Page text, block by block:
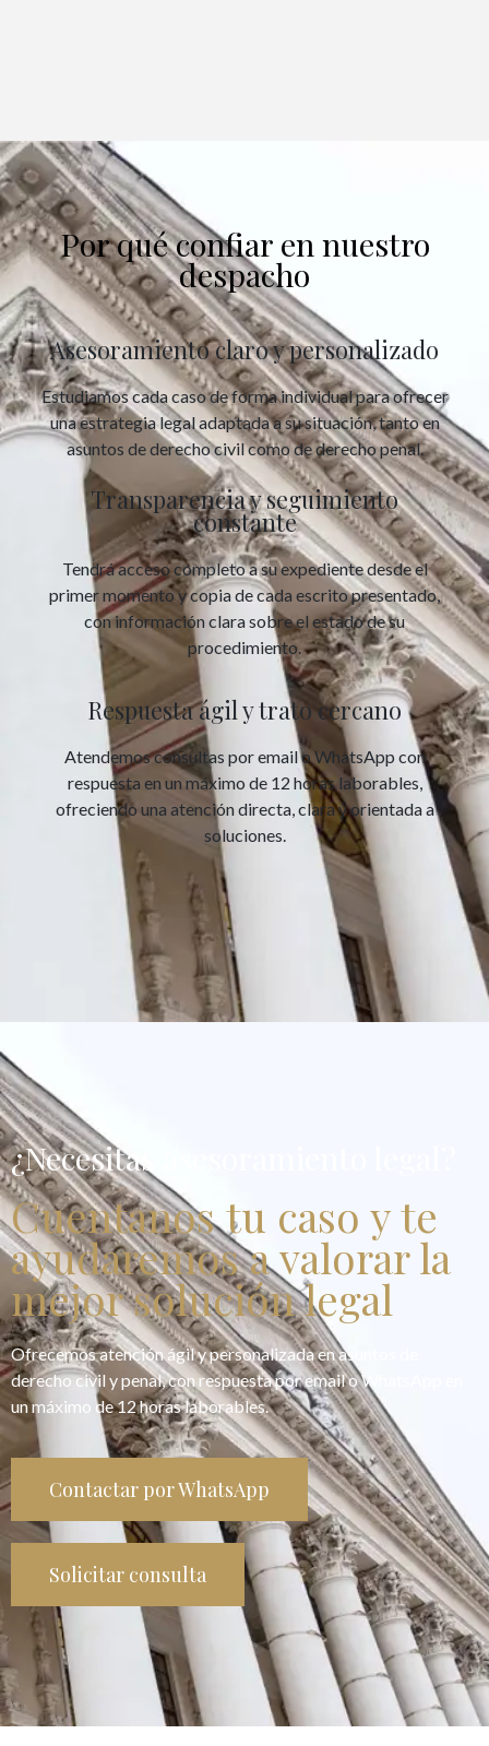
Por qué confiar en nuestro
despacho
Asesoramiento claro y personalizado
Estudiamos cada caso de forma individual para ofrecer
una estrategia legal adaptada a su situación, tanto en
asuntos de derecho civil como de derecho penal.
Transparencia y seguimiento
constante
Tendrá acceso completo a su expediente desde el
primer momento y copia de cada escrito presentado,
con información clara sobre el estado de su
procedimiento.
Respuesta ágil y trato cercano
Atendemos consultas por email o WhatsApp con
respuesta en un máximo de 12 horas laborables,
ofreciendo una atención directa, clara y orientada a
soluciones.
¿Necesitas asesoramiento legal?
Cuentanos tu caso y te
ayudaremos a valorar la
mejor solución legal
Ofrecemos atención ágil y personalizada en asuntos de
derecho civil y penal, con respuesta por email o WhatsApp en
un máximo de 12 horas laborables.
Contactar por WhatsApp
Solicitar consulta